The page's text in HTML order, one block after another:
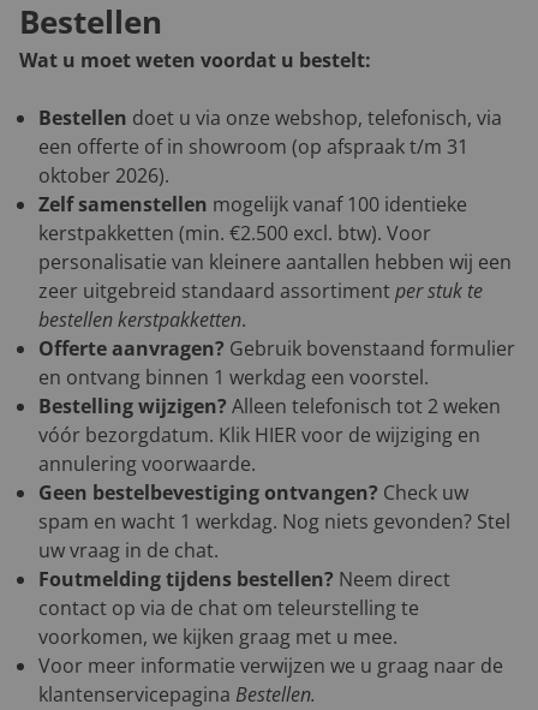
Bestellen
Wat u moet weten voordat u bestelt:
Bestellen doet u via onze webshop, telefonisch, via
een offerte of in showroom (op afspraak t/m 31
oktober 2026).
Zelf samenstellen mogelijk vanaf 100 identieke
kerstpakketten (min. €2.500 excl. btw). Voor
personalisatie van kleinere aantallen hebben wij een
zeer uitgebreid standaard assortimentper stuk te
bestellen kerstpakketten.
Offerte aanvragen? Gebruik bovenstaand formulier
en ontvang binnen 1 werkdag een voorstel.
Bestelling wijzigen? Alleen telefonisch tot 2 weken
vóór bezorgdatum. Klik HIERvoor de wijziging en
annulering voorwaarde.
Geen bestelbevestiging ontvangen? Check uw
spam en wacht 1 werkdag. Nog niets gevonden? Stel
uw vraag in de chat.
Foutmelding tijdens bestellen? Neem direct
contact op via de chat om teleurstelling te
voorkomen, we kijken graag met u mee.
Voor meer informatie verwijzen we u graag naar de
klantenservicepagina Bestellen.